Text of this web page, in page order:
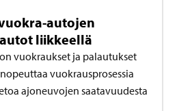
autojen
liikkeellä
vuokraukset ja palautukset
vuokrausprosessia
ajoneuvojen saatavuudesta